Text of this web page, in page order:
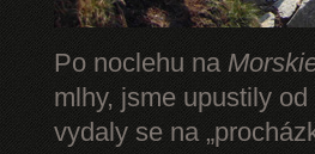
Po noclehu na
mlhy, jsme upustily
vydaly se na